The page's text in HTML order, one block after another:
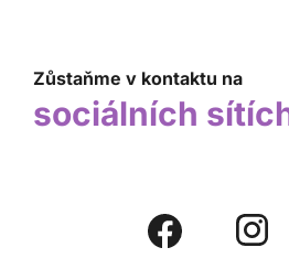
Zůstaňme v kontaktu na
sociálních